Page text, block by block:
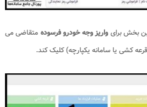
بخش برای واریز وجه خودرو فرسوده متقاضی می
قرعه کشی یا سامانه یکپارچه) کلیک کند.